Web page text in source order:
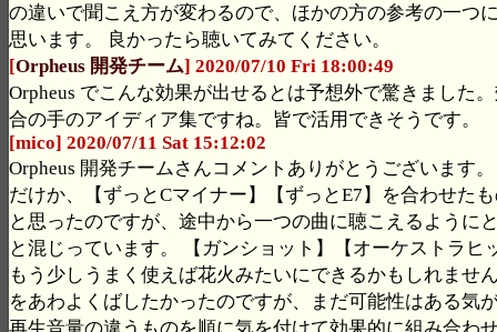
の違いで聞こえ方が変わるので、ほかの方の参考の一つ
思います。 良かったら聴いてみてください。
[Orpheus 開発チーム] 2020/07/10 Fri 18:00:49
Orpheus でこんな効果が出せるとは予想外で驚きました
合の手のアイディア集ですね。皆で活用できそうです。
[mico] 2020/07/11 Sat 15:12:02
Orpheus 開発チームさんコメントありがとうございます
だけか、【ずっとCマイナー】【ずっとE7】を合わせた
と思ったのですが、途中から一つの曲に聴こえるように
と混じっています。 【ガンショット】【オーケストラヒ
もう少しうまく使えば花火みたいにできるかもしれませ
をあわよくばしたかったのですが、まだ可能性はある気
再生音量の違うものを順に気を付けて効果的に組み合わ